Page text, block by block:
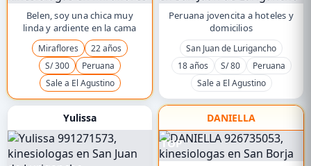
Belen, soy una chica muy
linda y ardiente en la cama
Miraflores
22 años
S/ 300
Peruana
Sale a El Agustino
Peruana jovencita a hoteles y
domicilios
San Juan de Lurigancho
18 años
S/ 80
Peruana
Sale a El Agustino
Yulissa DANIELLA
TOP